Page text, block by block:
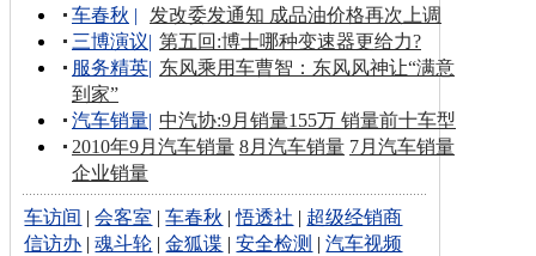
车春秋 |
发改委发通知 成品油价格再次上调
三博演议| 第五回:博士哪种变速器更给力?
服务精英| 东风乘用车曹智：东风风神让“满意
到家”
汽车销量| 中汽协:9月销量155万 销量前十车型
2010年9月汽车销量 8月汽车销量 7月汽车销量
企业销量
车访间 |会客室 |车春秋 |悟透社 | 超级经销商
信访办 |魂斗轮 |金狐谍 |安全检测 |汽车视频